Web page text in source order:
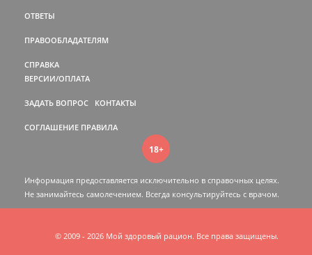
ОТВЕТЫ
ПРАВООБЛАДАТЕЛЯМ
СПРАВКА
ВЕРСИИ/ОПЛАТА
ЗАДАТЬ ВОПРОС КОНТАКТЫ
СОГЛАШЕНИЕ ПРАВИЛА
18+
Информация предоставляется исключительно в справочных целях.
Не занимайтесь самолечением. Всегда консультируйтесь c врачом.
© 2009 - 2026 Мой здоровый рацион. Все права защищены.